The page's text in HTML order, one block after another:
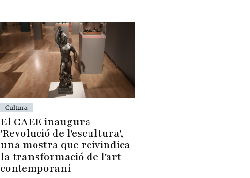
Cultura
El CAEE inaugura
'Revolució de l'escultura',
una mostra que reivindica
la transformació de l'art
contemporani